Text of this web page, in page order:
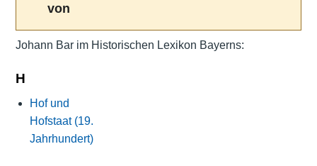
von
Johann Bar im Historischen Lexikon Bayerns:
H
Hof und
Hofstaat (19.
Jahrhundert)